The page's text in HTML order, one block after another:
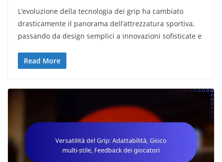
L’evoluzione della tecnologia dei grip ha cambiato
drasticamente il panorama dell’attrezzatura sportiva,
passando da design semplici a innovazioni sofisticate e
Read More